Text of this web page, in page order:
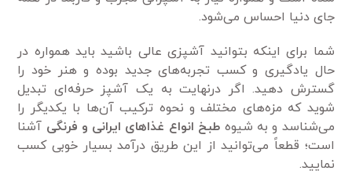
جای دنیا احساس می‌شود.
شما برای اینکه بتوانید آشپزی عالی باشید باید همواره در
حال یادگیری و کسب تجربه‌های جدید بوده و هنر خود را
گسترش دهید. اگر درنهایت به یک آشپز حرفه‌ای تبدیل
شوید که مزه‌های مختلف و نحوه ترکیب آن‌ها با یکدیگر را
می‌شناسد و به شیوه طبخ انواع غذا‌های ایرانی و فرنگی آشنا
است؛ قطعاً می‌توانید از این طریق درآمد بسیار خوبی کسب
نمایید.